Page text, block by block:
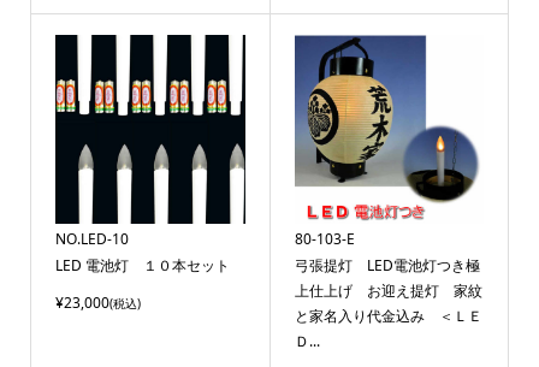
NO.LED-10
LED 電池灯 １０本セット
¥23,000(税込)
80-103-E
弓張提灯 LED電池灯つき極
上仕上げ お迎え提灯 家紋
と家名入り代金込み ＜ＬＥ
Ｄ...